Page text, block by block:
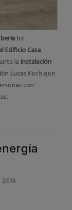
ha
Edificio Casa
la instalación
Lucas Koch que
con
2014